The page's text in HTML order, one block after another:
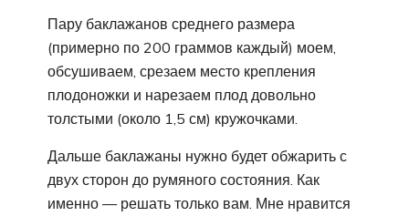
Пару баклажанов среднего размера
(примерно по 200 граммов каждый) моем,
обсушиваем, срезаем место крепления
плодоножки и нарезаем плод довольно
толстыми (около 1,5 см) кружочками.
Дальше баклажаны нужно будет обжарить с
двух сторон до румяного состояния. Как
именно — решать только вам. Мне нравится